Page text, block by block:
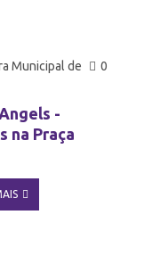
Municipal de
0
-
na Praça